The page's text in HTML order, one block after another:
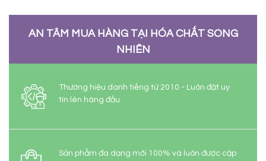
AN TÂM MUA HÀNG TẠI HÓA CHẤT SONG
NHIÊN
Thương hiệu danh tiếng từ 2010 - Luôn đặt uy
tín lên hàng đầu
Sản phẩm đa dạng mới 100% và luôn được cập